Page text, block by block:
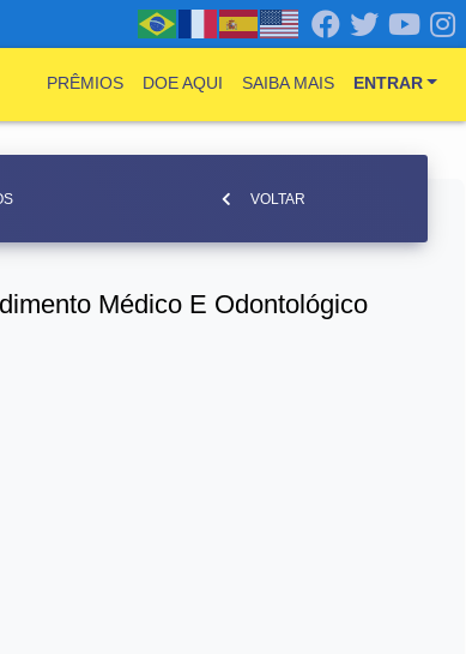
PRÊMIOS DOE AQUI SAIBA MAIS ENTRAR
VOLTAR
Médico E Odontológico